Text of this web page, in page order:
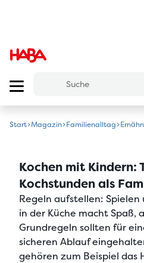
Start Magazin Familienalltag
Kochen mit Kindern:
Kochstunden als
Regeln aufstellen: Spielen
in der Küche macht Spaß,
Grundregeln sollten für
sicheren Ablauf
gehören zum Beispiel das